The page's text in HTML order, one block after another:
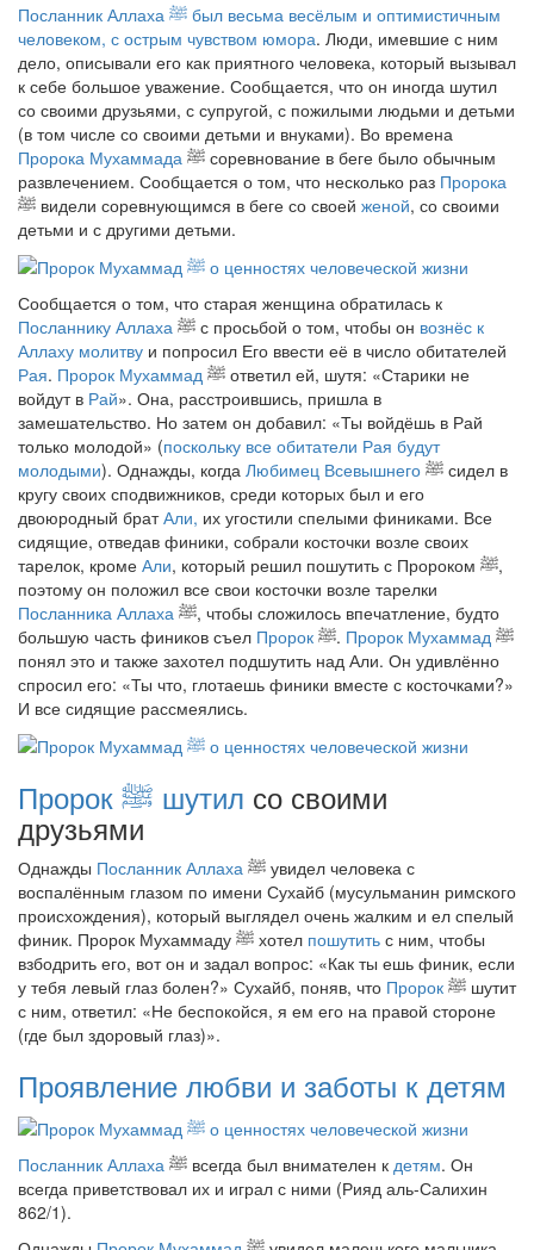
Посланник Аллаха ﷺ был весьма весёлым и оптимистичным
человеком, с острым чувством юмора. Люди, имевшие с ним
дело, описывали его как приятного человека, который вызывал
к себе большое уважение. Сообщается, что он иногда шутил
со своими друзьями, с супругой, с пожилыми людьми и детьми
(в том числе со своими детьми и внуками). Во времена
Пророка Мухаммада ﷺ соревнование в беге было обычным
развлечением. Сообщается о том, что несколько раз Пророка
ﷺ видели соревнующимся в беге со своей женой, со своими
детьми и с другими детьми.
Сообщается о том, что старая женщина обратилась к
Посланнику Аллаха ﷺ с просьбой о том, чтобы он вознёс к
Аллаху молитву и попросил Его ввести её в число обитателей
Рая. Пророк Мухаммад ﷺ ответил ей, шутя: «Старики не
войдут в Рай». Она, расстроившись, пришла в
замешательство. Но затем он добавил: «Ты войдёшь в Рай
только молодой» (поскольку все обитатели Рая будут
молодыми). Однажды, когда Любимец Всевышнего ﷺ сидел в
кругу своих сподвижников, среди которых был и его
двоюродный братАли, их угостили спелыми финиками. Все
сидящие, отведав финики, собрали косточки возле своих
тарелок, кроме Али, который решил пошутить с Пророком ﷺ,
поэтому он положил все свои косточки возле тарелки
Посланника Аллаха ﷺ, чтобы сложилось впечатление, будто
большую часть фиников съел Пророк ﷺ. Пророк Мухаммад ﷺ
понял это и также захотел подшутить над Али. Он удивлённо
спросил его: «Ты что, глотаешь финики вместе с косточками?»
И все сидящие рассмеялись.
Пророк ﷺ шутил со своими
друзьями
Однажды Посланник Аллаха ﷺ увидел человека с
воспалённым глазом по имени Сухайб (мусульманин римского
происхождения), который выглядел очень жалким и ел спелый
финик. Пророк Мухаммаду ﷺ хотел пошутить с ним, чтобы
взбодрить его, вот он и задал вопрос: «Как ты ешь финик, если
у тебя левый глаз болен?» Сухайб, поняв, что Пророк ﷺ шутит
с ним, ответил: «Не беспокойся, я ем его на правой стороне
(где был здоровый глаз)».
Проявление любви и заботы к детям
Посланник Аллаха ﷺ всегда был внимателен к детям. Он
всегда приветствовал их и играл с ними (Рияд аль-Салихин
862/1).